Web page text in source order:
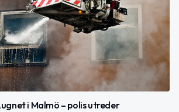
i Malmö – polis utreder